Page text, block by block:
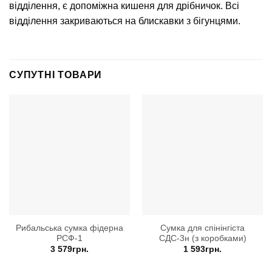
відділення, є допоміжна кишеня для дрібничок. Всі
відділення закриваються на блискавки з бігунцями.
СУПУТНІ ТОВАРИ
Рибальська сумка фідерна
РСФ-1
3 579грн.
Сумка для спінінгіста
СДС-3н (з коробками)
1 593грн.